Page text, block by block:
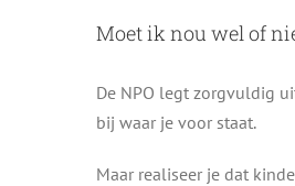
Moet ik nou wel of
De NPO legt zorgvuldig
bij waar je voor staat.
Maar realiseer je dat